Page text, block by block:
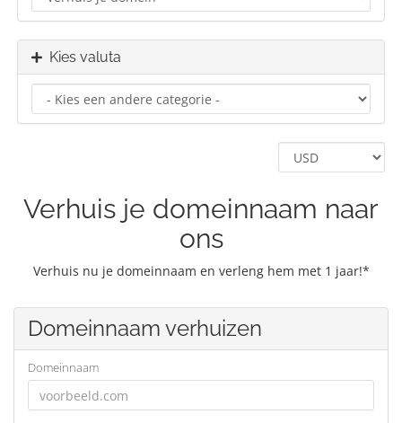
Kies valuta
Verhuis je domeinnaam naar
ons
Verhuis nu je domeinnaam en verleng hem met 1 jaar!*
Domeinnaam verhuizen
Domeinnaam